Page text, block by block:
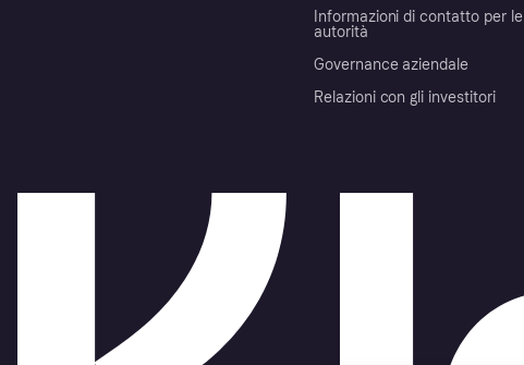
Informazioni di contatto per le
autorità
Governance aziendale
Relazioni con gli investitori